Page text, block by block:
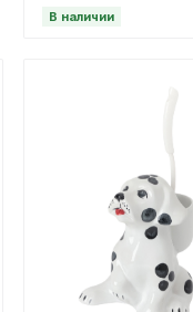
В наличии